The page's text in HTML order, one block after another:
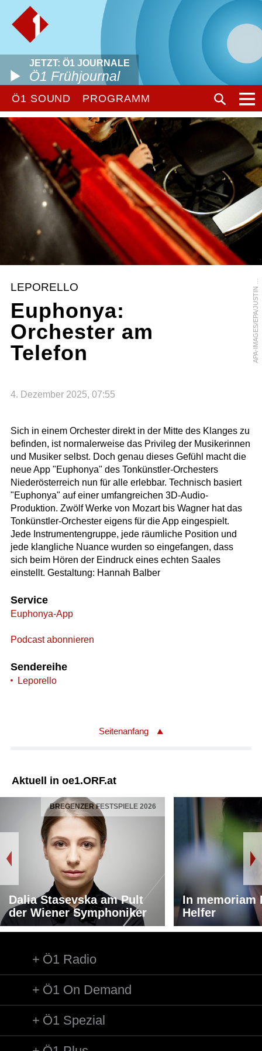
JETZT: Ö1 JOURNALE
Ö1 Frühjournal
Ö1 SOUND PROGRAMM
A
P
A
-
I
M
A
G
E
S
/
E
P
A
/
J
U
S
T
I
N
L
A
N
E
LEPORELLO
Euphonya:
Orchester am
Telefon
4. Dezember 2025, 07:55
Sich in einem Orchester direkt in der Mitte des Klanges zu
befinden, ist normalerweise das Privileg der Musikerinnen
und Musiker selbst. Doch genau dieses Gefühl macht die
neue App "Euphonya" des Tonkünstler-Orchesters
Niederösterreich nun für alle erlebbar. Technisch basiert
"Euphonya" auf einer umfangreichen 3D-Audio-
Produktion. Zwölf Werke von Mozart bis Wagner hat das
Tonkünstler-Orchester eigens für die App eingespielt.
Jede Instrumentengruppe, jede räumliche Position und
jede klangliche Nuance wurden so eingefangen, dass
sich beim Hören der Eindruck eines echten Saales
einstellt. Gestaltung: Hannah Balber
Service
Euphonya-App
Podcast abonnieren
Sendereihe
Leporello
Seitenanfang
Aktuell in oe1.ORF.at
BREGENZER FESTSPIELE 2026
Dalia Stasevska am Pult
der Wiener Symphoniker
In memoriam
Helfer
Ö1 Radio
Ö1 On Demand
Ö1 Spezial